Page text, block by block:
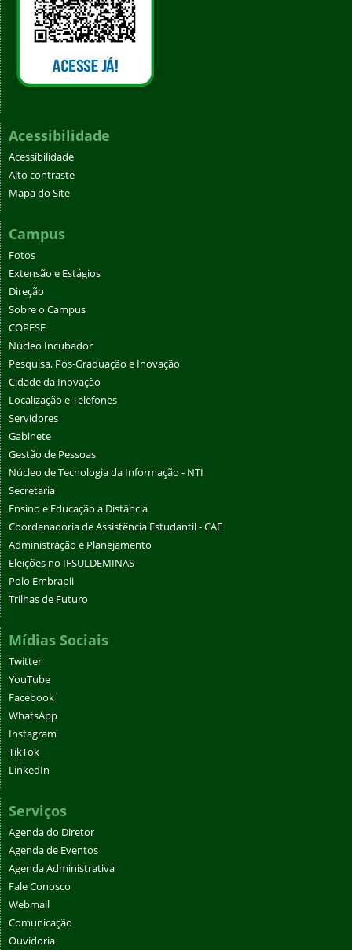
Acessibilidade
Acessibilidade
Alto contraste
Mapa do Site
Campus
Fotos
Extensão e Estágios
Direção
Sobre o Campus
COPESE
Núcleo Incubador
Pesquisa, Pós-Graduação e Inovação
Cidade da Inovação
Localização e Telefones
Servidores
Gabinete
Gestão de Pessoas
Núcleo de Tecnologia da Informação - NTI
Secretaria
Ensino e Educação a Distância
Coordenadoria de Assistência Estudantil - CAE
Administração e Planejamento
Eleições no IFSULDEMINAS
Polo Embrapii
Trilhas de Futuro
Mídias Sociais
Twitter
YouTube
Facebook
WhatsApp
Instagram
TikTok
LinkedIn
Serviços
Agenda do Diretor
Agenda de Eventos
Agenda Administrativa
Fale Conosco
Webmail
Comunicação
Ouvidoria